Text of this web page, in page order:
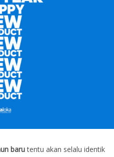
barutentu akan selalu identik